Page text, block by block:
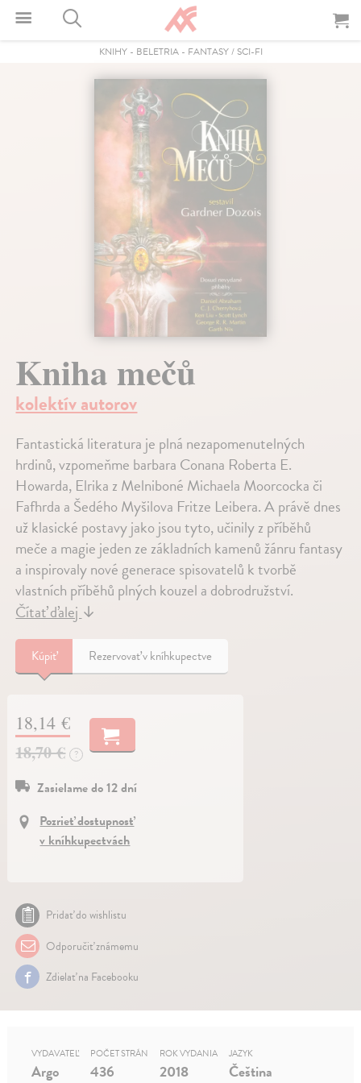
KNIHY- BELETRIA- FANTASY / SCI-FI
Kniha mečů
kolektív autorov
Fantastická literatura je plná nezapomenutelných
hrdinů, vzpomeňme barbara Conana Roberta E.
Howarda, Elrika z Melniboné Michaela Moorcocka či
Fafhrda a Šedého Myšilova Fritze Leibera. A právě dnes
už klasické postavy jako jsou tyto, učinily z příběhů
meče a magie jeden ze základních kamenů žánru fantasy
a inspirovaly nové generace spisovatelů k tvorbě
vlastních příběhů plných kouzel a dobrodružství.
Čítať ďalej↓
Kúpiť Rezervovať v kníhkupectve
18,14 €
18,70 €
?
Zasielame do 12 dní
Pozrieť dostupnosť
v kníhkupectvách
Pridať do wishlistu
Odporučiť známemu
Zdielať na Facebooku
VYDAVATEĽ
Argo
POČET STRÁN
436
ROK VYDANIA
2018
JAZYK
Čeština